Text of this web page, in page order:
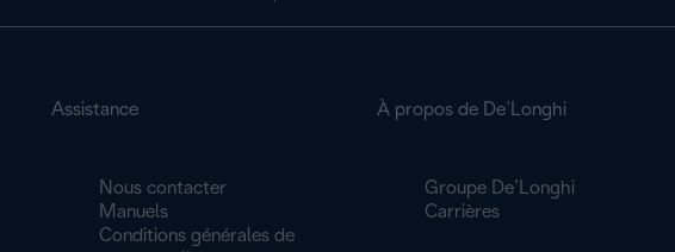
Assistance
Nous contacter
Manuels
Conditions générales de
À propos de De’Longhi
Groupe De’Longhi
Carrières